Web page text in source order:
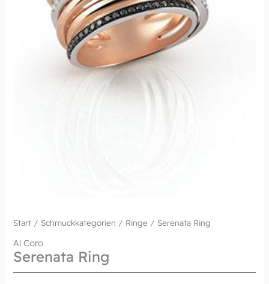
Start / Schmuckkategorien / Ringe / Serenata Ring
Al Coro
Serenata Ring